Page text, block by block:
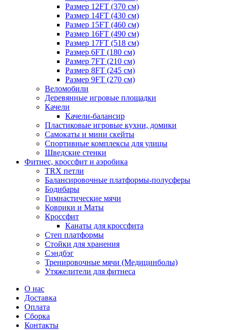
Размер 12FT (370 см)
Размер 14FT (430 см)
Размер 15FT (460 см)
Размер 16FT (490 см)
Размер 17FT (518 см)
Размер 6FT (180 см)
Размер 7FT (210 см)
Размер 8FT (245 см)
Размер 9FT (270 см)
Веломобили
Деревянные игровые площадки
Качели
Качели-балансир
Пластиковые игровые кухни, домики
Самокаты и мини скейты
Спортивные комплексы для улицы
Шведские стенки
Фитнес, кроссфит и аэробика
TRX петли
Балансировочные платформы-полусферы
Бодибары
Гимнастические мячи
Коврики и Маты
Кроссфит
Канаты для кроссфита
Степ платформы
Стойки для хранения
Сэндбэг
Тренировочные мячи (Медицинболы)
Утяжелители для фитнеса
О нас
Доставка
Оплата
Сборка
Контакты